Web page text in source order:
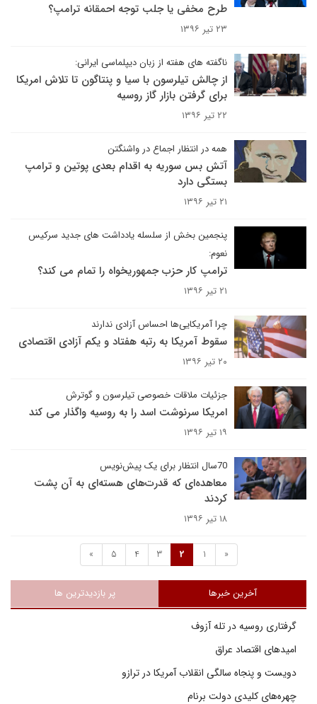
طرح مخفی یا جلب توجه احمقانه ترامپ؟
۲۳ تیر ۱۳۹۶
ناگفته های هفته از زبان دیپلماسی ایرانی:
از چالش تیلرسون با سیا و پنتاگون تا تلاش امریکا
برای گرفتن بازار گاز روسیه
۲۲ تیر ۱۳۹۶
همه در انتظار اجماع در واشنگتن
آتش بس سوریه به اقدام بعدی پوتین و ترامپ
بستگی دارد
۲۱ تیر ۱۳۹۶
پنجمین بخش از سلسله یادداشت های جدید سرکیس
نعوم:
ترامپ کار حزب جمهوریخواه را تمام می کند؟
۲۱ تیر ۱۳۹۶
چرا آمریکایی‌ها احساس آزادی ندارند
سقوط آمریکا به رتبه هفتاد و یکم آزادی اقتصادی
۲۰ تیر ۱۳۹۶
جزئیات ملاقات خصوصی تیلرسون و گوترش
امریکا سرنوشت اسد را به روسیه واگذار می کند
۱۹ تیر ۱۳۹۶
70سال انتظار برای یک پیش‌نویس
معاهده‌ای که قدرت‌های هسته‌ای به آن پشت
کردند
۱۸ تیر ۱۳۹۶
«
1
2
3
4
5
»
آخرین خبرها پر بازدیدترین ها
گرفتاری روسیه در تله آزوف
امیدهای اقتصاد عراق
دویست و پنجاه سالگی انقلاب آمریکا در ترازو
چهره‌های کلیدی دولت برنام